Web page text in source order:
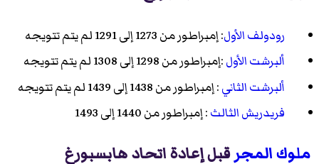
رودولف الأول: إمبراطور من 1273 إلى 1291 لم يتم تتويجه
ألبرشت الأول:إمبراطور من 1298 إلى 1308 لم يتم تتويجه
ألبرشت الثاني: إمبراطور من 1438 إلى 1439 لم يتم تتويجه
فريدريش الثالث: إمبراطور من 1440 إلى 1493
ملوك المجرقبل إعادة اتحاد هابسبورغ